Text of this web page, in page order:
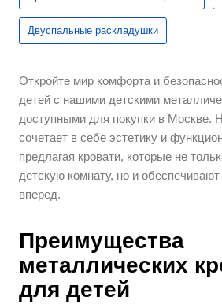
Двуспальные раскладушки
Откройте мир комфорта и
детей с нашими детскими
доступными для покупки в Москве.
сочетает в себе эстетику и
предлагая кровати, которые не
детскую комнату, но и
вперед.
Преимущества
металлических
для детей